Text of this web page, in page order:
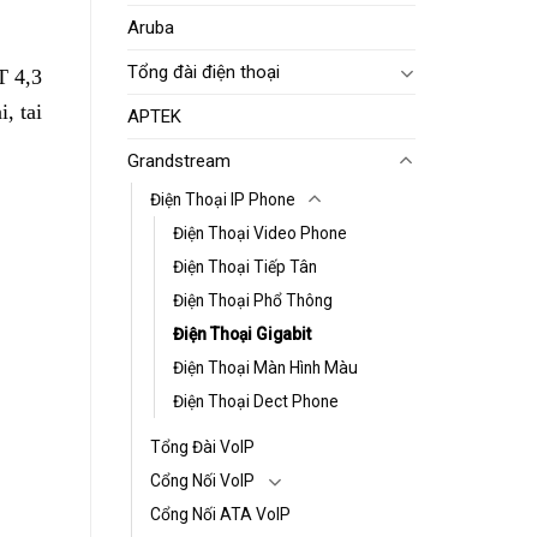
Aruba
Tổng đài điện thoại
APTEK
Grandstream
Điện Thoại IP Phone
Điện Thoại Video Phone
Điện Thoại Tiếp Tân
Điện Thoại Phổ Thông
Điện Thoại Gigabit
Điện Thoại Màn Hình Màu
Điện Thoại Dect Phone
Tổng Đài VoIP
Cổng Nối VoIP
Cổng Nối ATA VoIP
4,3
tai